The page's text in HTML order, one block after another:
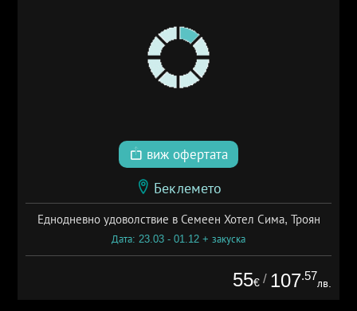
виж офертата
Беклемето
Еднодневно удоволствие в Семеен Хотел Сима, Троян
Дата: 23.03 - 01.12 + закуска
55€ / 107.57
лв.